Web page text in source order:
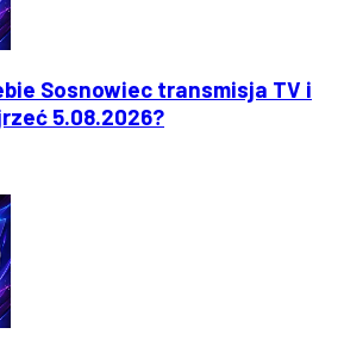
Sosnowiec transmisja TV i
5.08.2026?